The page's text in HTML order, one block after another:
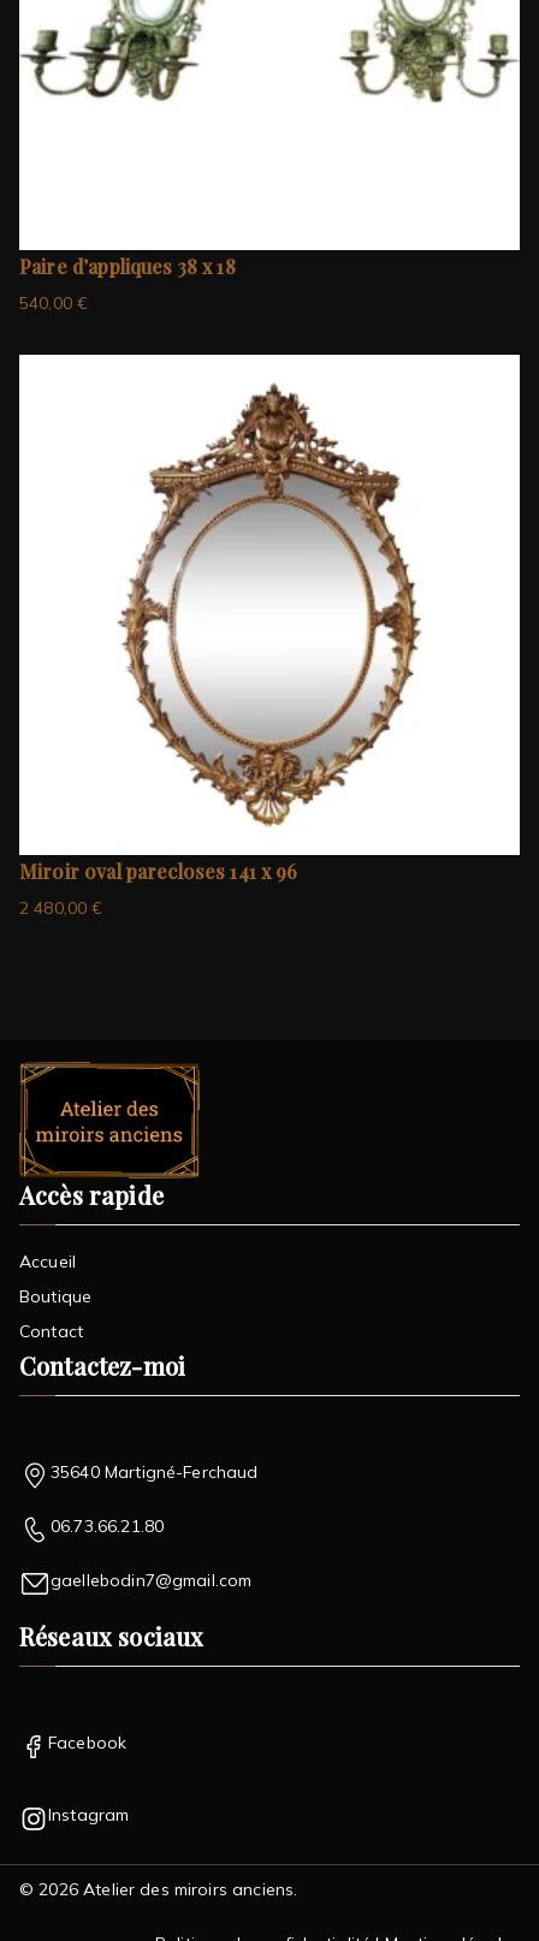
Paire d’appliques 38 x 18
540,00€
Miroir oval parecloses 141 x 96
2 480,00€
Accès rapide
Accueil
Boutique
Contact
Contactez-moi
35640 Martigné-Ferchaud
06.73.66.21.80
gaellebodin7@gmail.com
Réseaux sociaux
Facebook
Instagram
© 2026Atelier des miroirs anciens.